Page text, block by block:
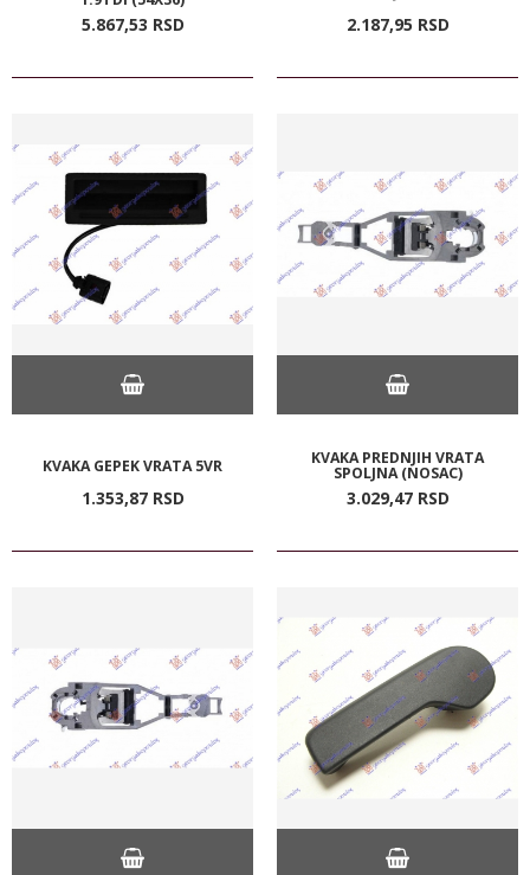
5.867,53 RSD 2.187,95 RSD
KVAKA GEPEK VRATA 5VR
1.353,87 RSD
KVAKA PREDNJIH VRATA
SPOLJNA (NOSAC)
3.029,47 RSD